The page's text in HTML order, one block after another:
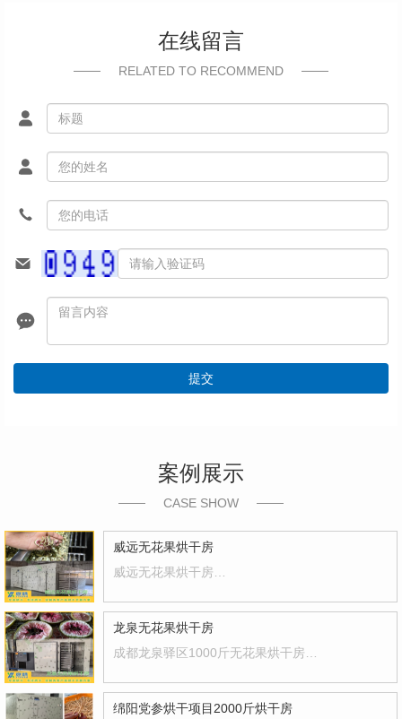
在线留言
RELATED TO RECOMMEND
提交
案例展示
CASE SHOW
威远无花果烘干房
威远无花果烘干房
龙泉无花果烘干房
成都龙泉驿区1000斤无花果烘干房
绵阳党参烘干项目2000斤烘干房